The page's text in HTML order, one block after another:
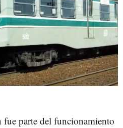
fue parte del funcionamiento